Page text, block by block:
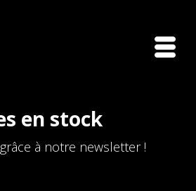
en stock
à notre newsletter !